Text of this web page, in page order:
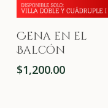
Añadir Al Carrito
Cena en el
Balcón
$1,200.00